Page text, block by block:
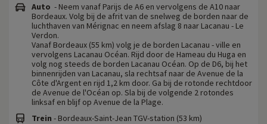
Auto - Neem vanaf Parijs de A6 en vervolgens de A10 naar
Bordeaux. Volg bij de afrit van de snelweg de borden naar de
luchthaven van Mérignac en neem afslag 8 naar Lacanau - Le
Verdon.
Vanaf Bordeaux (55 km) volg je de borden Lacanau - ville en
vervolgens Lacanau Océan. Rijd door de Hameau du Huga en
volg nog steeds de borden Lacanau Océan. Op de D6, bij het
binnenrijden van Lacanau, sla rechtsaf naar de Avenue de la
Côte d'Argent en rijd 1,2 km door. Ga bij de rotonde rechtdoor
de Avenue de l'Océan op. Sla bij de volgende 2 rotondes
linksaf en blijf op Avenue de la Plage.
Trein - Bordeaux-Saint-Jean TGV-station (53 km)